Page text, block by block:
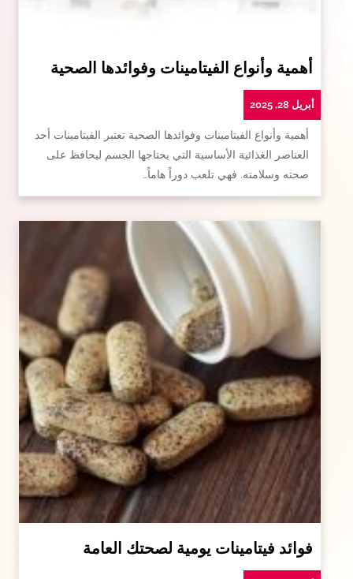
أهمية وأنواع الفيتامينات وفوائدها الصحية
أبريل 28, 2025
أهمية وأنواع الفيتامينات وفوائدها الصحية تعتبر الفيتامينات أحد
العناصر الغذائية الأساسية التي يحتاجها الجسم ليحافظ على
صحته وسلامته. فهي تلعب دوراً هاماً…
فوائد فيتامينات يومية لصحتك العامة